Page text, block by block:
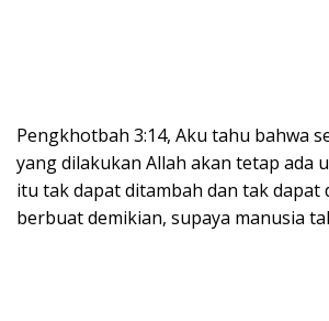
Pengkhotbah 3:14, Aku tahu bahwa
yang dilakukan Allah akan tetap ada
itu tak dapat ditambah dan tak dapat
berbuat demikian, supaya manusia